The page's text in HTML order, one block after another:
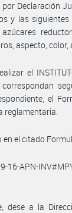
Declaración
y las siguientes
aspecto, color,
el
correspondan
el
reglamentaria.
el citado
16-APN-
dese a la